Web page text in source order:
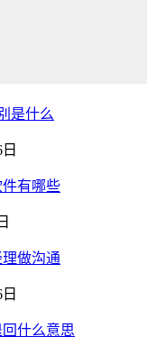
是什么
有哪些
做沟通
什么意思